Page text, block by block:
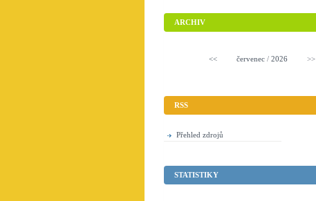
ARCHIV
<< červenec/ 2026 >>
RSS
Přehled zdrojů
STATISTIKY